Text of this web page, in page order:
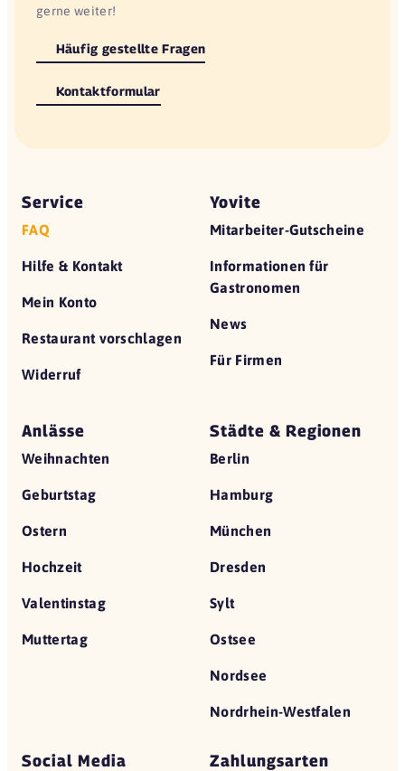
gerne weiter!
Häufig gestellte Fragen
Kontaktformular
Service
FAQ
Hilfe & Kontakt
Mein Konto
Restaurant vorschlagen
Widerruf
Yovite
Mitarbeiter-Gutscheine
Informationen für
Gastronomen
News
Für Firmen
Anlässe
Weihnachten
Geburtstag
Ostern
Hochzeit
Valentinstag
Muttertag
Städte & Regionen
Berlin
Hamburg
München
Dresden
Sylt
Ostsee
Nordsee
Nordrhein-Westfalen
Social Media Zahlungsarten